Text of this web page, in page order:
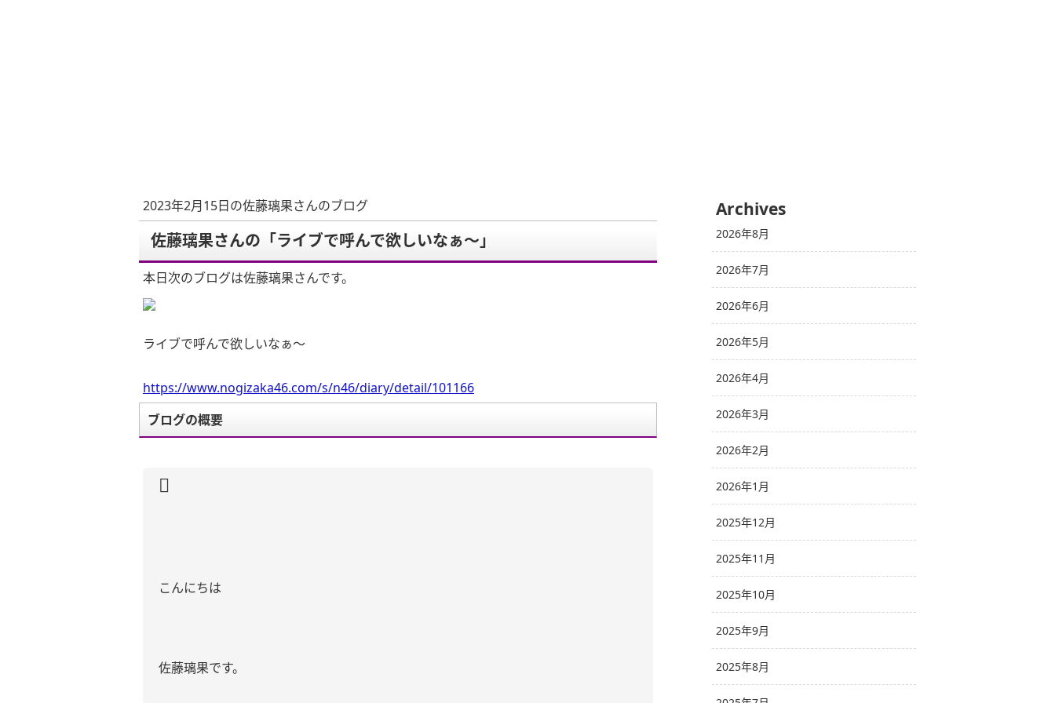
2023年2月15日の佐藤璃果さんのブログ
佐藤璃果さんの「ライブで呼んで欲しいなぁ〜」
本日次のブログは佐藤璃果さんです。
ライブで呼んで欲しいなぁ〜
https://www.nogizaka46.com/s/n46/diary/detail/101166
ブログの概要
こんにちは
佐藤璃果です。
Archives
2026年8月
2026年7月
2026年6月
2026年5月
2026年4月
2026年3月
2026年2月
2026年1月
2025年12月
2025年11月
2025年10月
2025年9月
2025年8月